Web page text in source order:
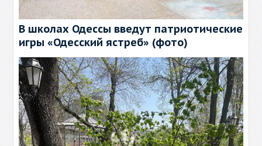
В школах Одессы введут патриотические
игры «Одесский ястреб» (фото)